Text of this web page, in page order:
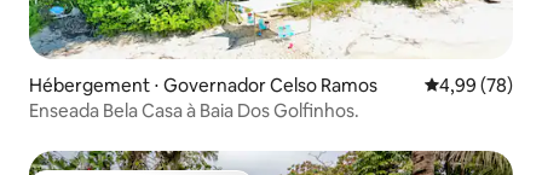
Hébergement ⋅ Governador Celso Ramos Évaluation
4,99 (78)
Enseada Bela Casa à Baia Dos Golfinhos.